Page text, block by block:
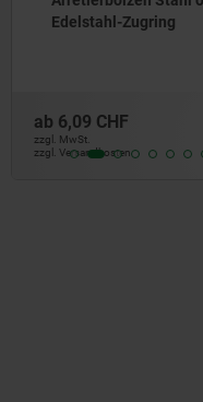
Edelstahl-Zugring
ab 6,09 CHF
zzgl. MwSt.
zzgl. Versandkosten